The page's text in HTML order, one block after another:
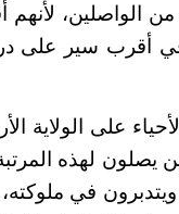
الواصلين،
في أقرب سير على
على الولاية
يصلون لهذه
في